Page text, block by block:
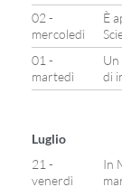
02 -
mercoledì
È
01 -
martedì
Un
di
Luglio
21 -
venerdì
In